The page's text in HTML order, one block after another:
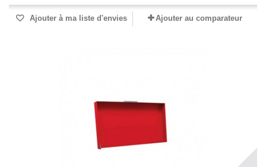
Ajouter à ma liste d'envies Ajouter au comparateur